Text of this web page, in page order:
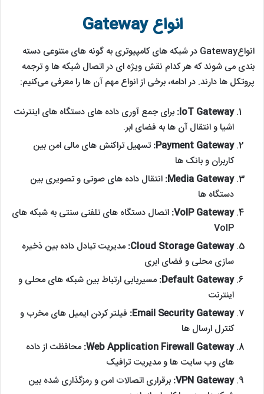
انواع Gateway
انواعGateway
در شبکه ‌های کامپیوتری به گونه‌ های متنوعی دسته
‌بندی می ‌شوند که هر کدام نقش ویژه ‌ای در اتصال شبکه ‌ها و ترجمه
پروتکل‌ ها دارند. در ادامه، برخی از انواع مهم آن ها را معرفی می‌کنیم:
IoT Gateway: برای جمع ‌آوری داده ‌های دستگاه‌ های اینترنت
اشیا و انتقال آن ها به فضای ابر.
Payment Gateway: تسهیل تراکنش ‌های مالی امن بین
کاربران و بانک‌ ها
Media Gateway: انتقال داده ‌های صوتی و تصویری بین
دستگاه‌ ها
VoIP Gateway: اتصال دستگاه ‌های تلفنی سنتی به شبکه ‌های
VoIP
Cloud Storage Gateway: مدیریت تبادل داده بین ذخیره
‌سازی محلی و فضای ابری
Default Gateway: مسیریابی ارتباط بین شبکه‌ های محلی و
اینترنت
Email Security Gateway: فیلتر کردن ایمیل‌ های مخرب و
کنترل ارسال ‌ها
Web Application Firewall Gateway: محافظت از داده
‌های وب‌ سایت ‌ها و مدیریت ترافیک
VPN Gateway: برقراری اتصالات امن و رمزگذاری شده بین